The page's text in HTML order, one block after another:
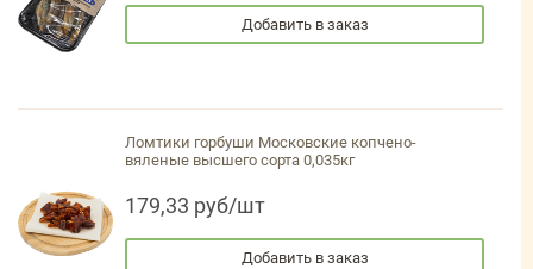
Добавить в заказ
Ломтики горбуши Московские копчено-
вяленые высшего сорта 0,035кг
179,33 руб/шт
Добавить в заказ